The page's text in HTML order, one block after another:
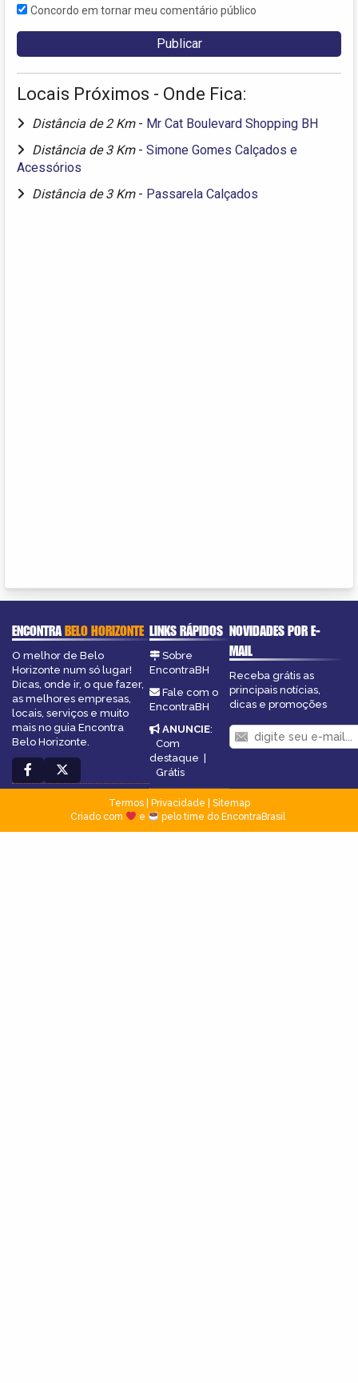
Concordo em tornar meu comentário público
Locais Próximos - Onde Fica:
Distância de 2 Km - Mr Cat Boulevard Shopping BH
Distância de 3 Km - Simone Gomes Calçados e
Acessórios
Distância de 3 Km - Passarela Calçados
ENCONTRABELO HORIZONTE
O melhor de Belo
Horizonte num só lugar!
Dicas, onde ir, o que fazer,
as melhores empresas,
locais, serviços e muito
mais no guia Encontra
Belo Horizonte.
LINKS RÁPIDOS
Sobre
EncontraBH
Fale com o
EncontraBH
ANUNCIE:
Com
destaque |
Grátis
NOVIDADES POR E-
MAIL
Receba grátis as
principais notícias,
dicas e promoções
Termos| Privacidade
Sitemap
Criado com
e pelo time do EncontraBrasil